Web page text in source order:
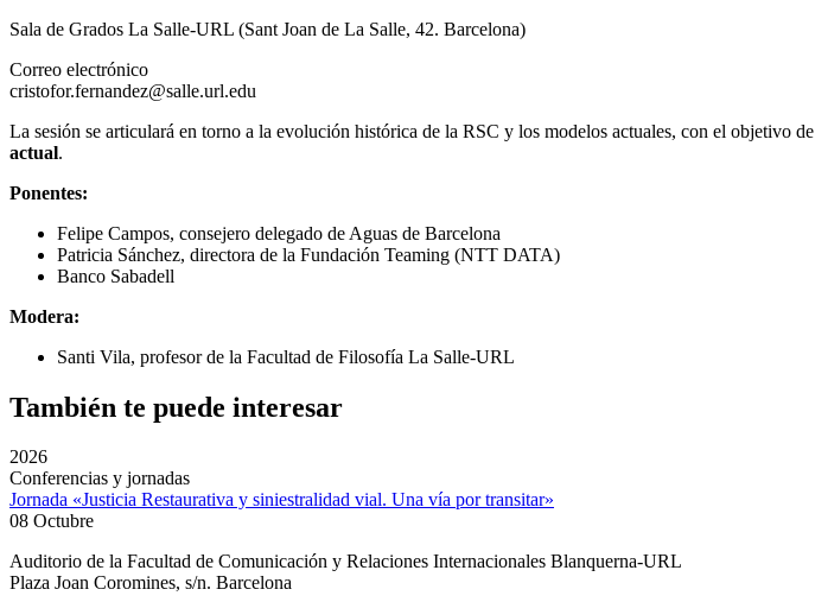
Sala de Grados La Salle-URL (Sant Joan de La Salle, 42. Barcelona)
Correo electrónico
cristofor.fernandez@salle.url.edu
La sesión se articulará en torno a la evolución histórica de la RSC y los modelos actuales, con el objetivo de
actual.
Ponentes:
Felipe Campos, consejero delegado de Aguas de Barcelona
Patricia Sánchez, directora de la Fundación Teaming (NTT DATA)
Banco Sabadell
Modera:
Santi Vila, profesor de la Facultad de Filosofía La Salle-URL
También te puede interesar
2026
Conferencias y jornadas
Jornada «Justicia Restaurativa y siniestralidad vial. Una vía por transitar»
08 Octubre
Auditorio de la Facultad de Comunicación y Relaciones Internacionales Blanquerna-URL
Plaza Joan Coromines, s/n. Barcelona